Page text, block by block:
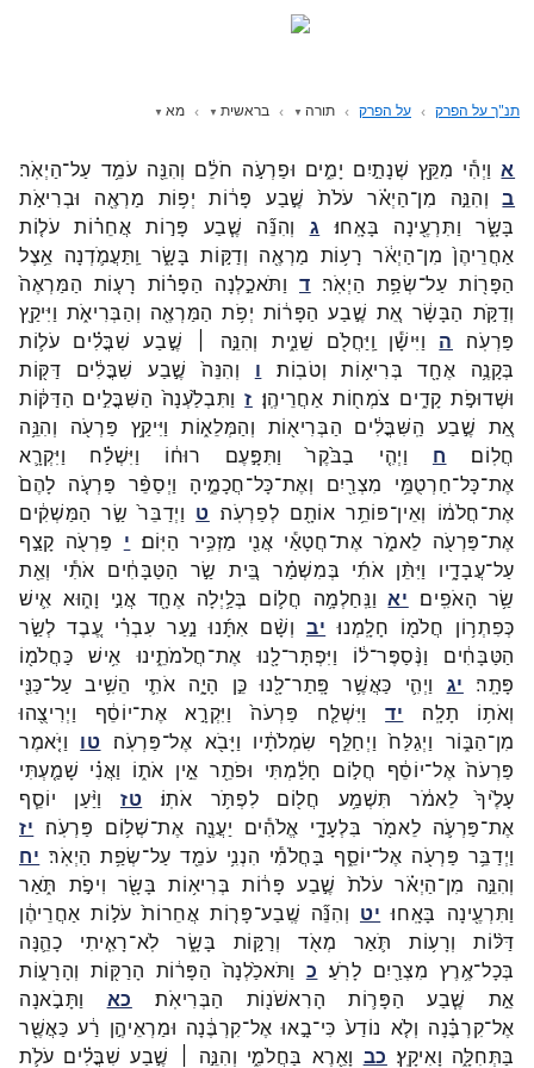
תנ"ך על הפרק על הפרק תורה בראשית מא
א וַיְהִ֕י מִקֵּ֖ץ שְׁנָתַ֣יִם יָמִ֑ים וּפַרְעֹ֣ה חֹלֵ֔ם וְהִנֵּ֖ה עֹמֵ֥ד עַל־הַיְאֹֽר׃
ב וְהִנֵּ֣ה מִן־הַיְאֹ֗ר עֹלֹת֙ שֶׁ֣בַע פָּר֔וֹת יְפ֥וֹת מַרְאֶ֖ה
וּבְרִיאֹ֣ת
בָּשָׂ֑ר וַתִּרְעֶ֖ינָה בָּאָֽחוּ׃ ג וְהִנֵּ֞ה שֶׁ֧בַע פָּר֣וֹת אֲחֵר֗וֹת עֹל֤וֹת
אַחֲרֵיהֶן֙ מִן־הַיְאֹ֔ר רָע֥וֹת מַרְאֶ֖ה וְדַקּ֣וֹת בָּשָׂ֑ר וַֽתַּעֲמֹ֛דְנָה אֵ֥צֶל
הַפָּר֖וֹת עַל־שְׂפַ֥ת הַיְאֹֽר׃ ד וַתֹּאכַ֣לְנָה הַפָּר֗וֹת רָע֤וֹת הַמַּרְאֶה֙
וְדַקֹּ֣ת הַבָּשָׂ֔ר אֵ֚ת שֶׁ֣בַע הַפָּר֔וֹת יְפֹ֥ת הַמַּרְאֶ֖ה וְהַבְּרִיאֹ֑ת וַיִּיקַ֖ץ
פַּרְעֹֽה׃
ה וַיִּישָׁ֕ן וַֽיַּחֲלֹ֖ם שֵׁנִ֑ית וְהִנֵּ֣ה ׀ שֶׁ֣בַע שִׁבֳּלִ֗ים עֹל֛וֹת
בְּקָנֶ֥ה
אֶחָ֖ד בְּרִיא֥וֹת וְטֹבֽוֹת׃ ו וְהִנֵּה֙ שֶׁ֣בַע שִׁבֳּלִ֔ים
דַּקּ֖וֹת
וּשְׁדוּפֹ֣ת קָדִ֑ים צֹמְח֖וֹת אַחֲרֵיהֶֽן׃ ז וַתִּבְלַ֙עְנָה֙ הַשִּׁבֳּלִ֣ים הַדַּקּ֔וֹת
אֵ֚ת שֶׁ֣בַע הַֽשִּׁבֳּלִ֔ים הַבְּרִיא֖וֹת וְהַמְּלֵא֑וֹת וַיִּיקַ֥ץ פַּרְעֹ֖ה וְהִנֵּ֥ה
חֲלֽוֹם׃
ח וַיְהִ֤י בַבֹּ֙קֶר֙ וַתִּפָּ֣עֶם רוּח֔וֹ וַיִּשְׁלַ֗ח
וַיִּקְרָ֛א
אֶת־כָּל־חַרְטֻמֵּ֥י מִצְרַ֖יִם וְאֶת־כָּל־חֲכָמֶ֑יהָ וַיְסַפֵּ֨ר פַּרְעֹ֤ה לָהֶם֙
אֶת־חֲלֹמ֔וֹ וְאֵין־פּוֹתֵ֥ר אוֹתָ֖ם לְפַרְעֹֽה׃ ט וַיְדַבֵּר֙ שַׂ֣ר הַמַּשְׁקִ֔ים
אֶת־פַּרְעֹ֖ה לֵאמֹ֑ר אֶת־חֲטָאַ֕י אֲנִ֖י מַזְכִּ֥יר הַיּֽוֹם׃ י פַּרְעֹ֖ה קָצַ֣ף
עַל־עֲבָדָ֑יו וַיִּתֵּ֨ן אֹתִ֜י בְּמִשְׁמַ֗ר בֵּ֚ית שַׂ֣ר הַטַּבָּחִ֔ים אֹתִ֕י וְאֵ֖ת
שַׂ֥ר הָאֹפִֽים׃ יא וַנַּֽחַלְמָ֥ה חֲל֛וֹם בְּלַ֥יְלָה אֶחָ֖ד אֲנִ֣י וָה֑וּא אִ֛ישׁ
כְּפִתְר֥וֹן חֲלֹמ֖וֹ חָלָֽמְנוּ׃ יב וְשָׁ֨ם אִתָּ֜נוּ נַ֣עַר עִבְרִ֗י עֶ֚בֶד לְשַׂ֣ר
הַטַּבָּחִ֔ים
וַנְּ֨סַפֶּר־ל֔וֹ וַיִּפְתָּר־לָ֖נוּ אֶת־חֲלֹמֹתֵ֑ינוּ אִ֥ישׁ כַּחֲלֹמ֖וֹ
פָּתָֽר׃ יג וַיְהִ֛י כַּאֲשֶׁ֥ר פָּֽתַר־לָ֖נוּ כֵּ֣ן הָיָ֑ה אֹתִ֛י הֵשִׁ֥יב עַל־כַּנִּ֖י
וְאֹת֥וֹ
תָלָֽה׃ יד וַיִּשְׁלַ֤ח פַּרְעֹה֙ וַיִּקְרָ֣א אֶת־יוֹסֵ֔ף
וַיְרִיצֻ֖הוּ
מִן־הַבּ֑וֹר וַיְגַלַּח֙ וַיְחַלֵּ֣ף שִׂמְלֹתָ֔יו וַיָּבֹ֖א אֶל־פַּרְעֹֽה׃ טו וַיֹּ֤אמֶר
פַּרְעֹה֙ אֶל־יוֹסֵ֔ף חֲל֣וֹם חָלַ֔מְתִּי וּפֹתֵ֖ר אֵ֣ין אֹת֑וֹ וַאֲנִ֗י שָׁמַ֤עְתִּי
עָלֶ֙יךָ֙
לֵאמֹ֔ר תִּשְׁמַ֥ע חֲל֖וֹם לִפְתֹּ֥ר אֹתֽוֹ׃ טז וַיַּ֨עַן
יוֹסֵ֧ף
אֶת־פַּרְעֹ֛ה לֵאמֹ֖ר בִּלְעָדָ֑י אֱלֹהִ֕ים יַעֲנֶ֖ה אֶת־שְׁל֥וֹם פַּרְעֹֽה׃ יז
וַיְדַבֵּ֥ר פַּרְעֹ֖ה אֶל־יוֹסֵ֑ף בַּחֲלֹמִ֕י הִנְנִ֥י עֹמֵ֖ד עַל־שְׂפַ֥ת הַיְאֹֽר׃ יח
וְהִנֵּ֣ה מִן־הַיְאֹ֗ר עֹלֹת֙ שֶׁ֣בַע פָּר֔וֹת בְּרִיא֥וֹת בָּשָׂ֖ר וִיפֹ֣ת תֹּ֑אַר
וַתִּרְעֶ֖ינָה בָּאָֽחוּ׃ יט וְהִנֵּ֞ה שֶֽׁבַע־פָּר֤וֹת אֲחֵרוֹת֙ עֹל֣וֹת אַחֲרֵיהֶ֔ן
דַּלּ֨וֹת
וְרָע֥וֹת תֹּ֛אַר מְאֹ֖ד וְרַקּ֣וֹת בָּשָׂ֑ר לֹֽא־רָאִ֧יתִי
כָהֵ֛נָּה
בְּכָל־אֶ֥רֶץ מִצְרַ֖יִם לָרֹֽעַ׃ כ וַתֹּאכַ֙לְנָה֙ הַפָּר֔וֹת הָרַקּ֖וֹת וְהָרָע֑וֹת
אֵ֣ת
שֶׁ֧בַע הַפָּר֛וֹת הָרִאשֹׁנ֖וֹת הַבְּרִיאֹֽת׃ כא
וַתָּבֹ֣אנָה
אֶל־קִרְבֶּ֗נָה וְלֹ֤א נוֹדַע֙ כִּי־בָ֣אוּ אֶל־קִרְבֶּ֔נָה וּמַרְאֵיהֶ֣ן רַ֔ע כַּאֲשֶׁ֖ר
בַּתְּחִלָּ֑ה וָאִיקָֽץ׃ כב וָאֵ֖רֶא בַּחֲלֹמִ֑י וְהִנֵּ֣ה ׀ שֶׁ֣בַע שִׁבֳּלִ֗ים עֹלֹ֛ת